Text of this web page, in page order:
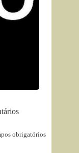
obrigatórios